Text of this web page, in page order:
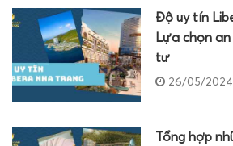
Độ uy tín
Lựa chọn
tư
26/05/2024
Tổng hợp